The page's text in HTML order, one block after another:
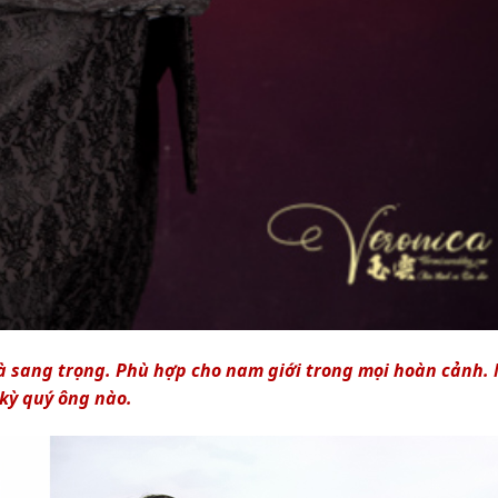
trọng. Phù hợp cho nam giới trong mọi hoàn cảnh.
quý ông nào.